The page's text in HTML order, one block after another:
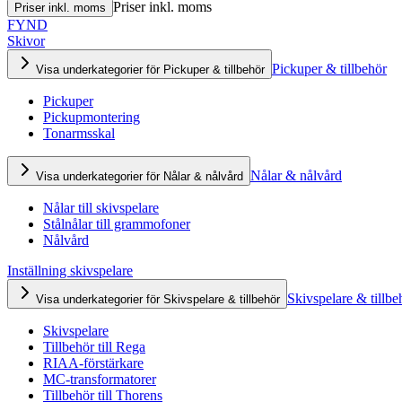
Priser inkl. moms Priser inkl. moms
FYND
Skivor
Visa underkategorier för Pickuper & tillbehör Pickuper & tillbehör
Pickuper
Pickupmontering
Tonarmsskal
Visa underkategorier för Nålar & nålvård Nålar & nålvård
Nålar till skivspelare
Stålnålar till grammofoner
Nålvård
Inställning skivspelare
Visa underkategorier för Skivspelare & tillbehör Skivspelare &
Skivspelare
Tillbehör till Rega
RIAA-förstärkare
MC-transformatorer
Tillbehör till Thorens